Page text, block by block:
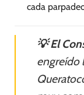
cada
💡 El
engreído